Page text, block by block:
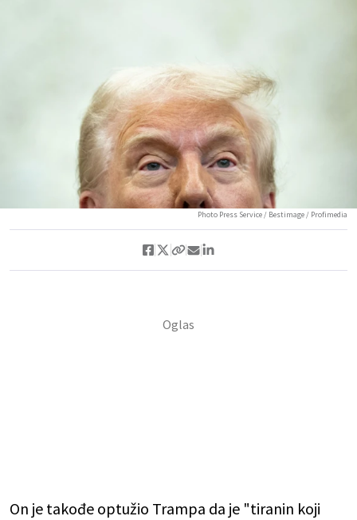
Photo Press Service / Bestimage / Profimedia
On je takođe optužio Trampa da je "tiranin koji